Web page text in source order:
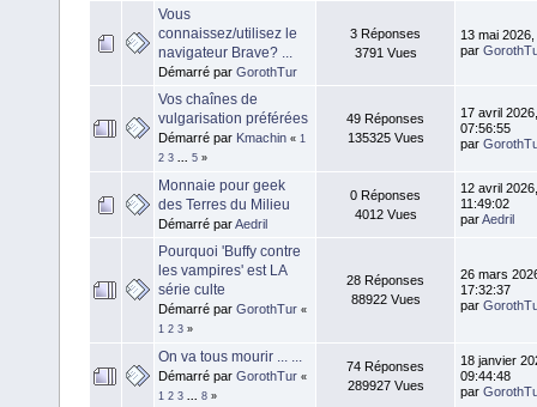
Vous
connaissez/utilisez le
navigateur Brave? ...
Démarré par GorothTur
3 Réponses
3791 Vues
13 mai
par
Vos chaînes de
vulgarisation préférées
Démarré par Kmachin « 1
2 3 5 »
49 Réponses
135325 Vues
17 avril 2026,
07:56:55
par
Monnaie pour geek
des Terres du Milieu
Démarré parAedril
0 Réponses
4012 Vues
12 avril 2026,
11:49:02
parAedril
Pourquoi 'Buffy contre
les vampires' est LA
série culte
Démarré par GorothTur «
1 2 3 »
28 Réponses
88922 Vues
26 mars
17:32:37
par
On va tous mourir ... ...
Démarré par GorothTur «
1 2 3 8 »
74 Réponses
289927 Vues
18 janvier
09:44:48
par